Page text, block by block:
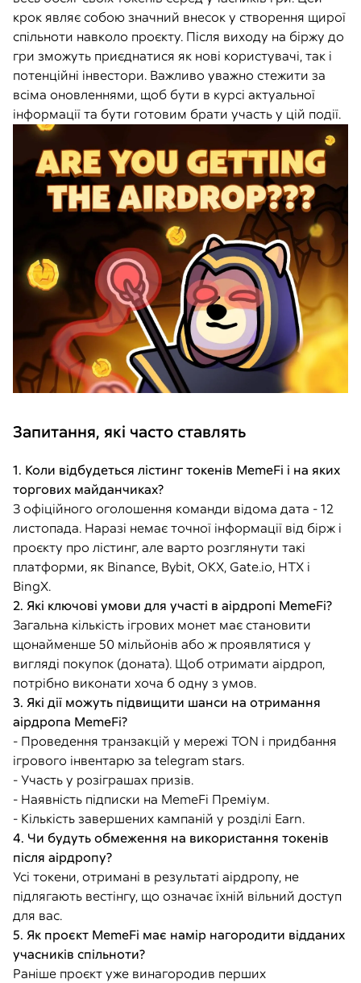
крок являє собою значний внесок у створення щирої
спільноти навколо проєкту. Після виходу на біржу до
гри зможуть приєднатися як нові користувачі, так і
потенційні інвестори. Важливо уважно стежити за
всіма оновленнями, щоб бути в курсі актуальної
інформації та бути готовим брати участь у цій події.
Запитання, які часто ставлять
1. Коли відбудеться лістинг токенів MemeFi і на яких
торгових майданчиках?
З офіційного оголошення команди відома дата - 12
листопада. Наразі немає точної інформації від бірж і
проєкту про лістинг, але варто розглянути такі
платформи, як Binance, Bybit, OKX, Gate.io, HTX і
BingX.
2. Які ключові умови для участі в аірдропі MemeFi?
Загальна кількість ігрових монет має становити
щонайменше 50 мільйонів або ж проявлятися у
вигляді покупок (доната). Щоб отримати аірдроп,
потрібно виконати хоча б одну з умов.
3. Які дії можуть підвищити шанси на отримання
аірдропа MemeFi?
- Проведення транзакцій у мережі TON і придбання
ігрового інвентарю за telegram stars.
- Участь у розіграшах призів.
- Наявність підписки на MemeFi Преміум.
- Кількість завершених кампаній у розділі Earn.
4. Чи будуть обмеження на використання токенів
після аірдропу?
Усі токени, отримані в результаті аірдропу, не
підлягають вестінгу, що означає їхній вільний доступ
для вас.
5. Як проєкт MemeFi має намір нагородити відданих
учасників спільноти?
Раніше проєкт уже винагородив перших